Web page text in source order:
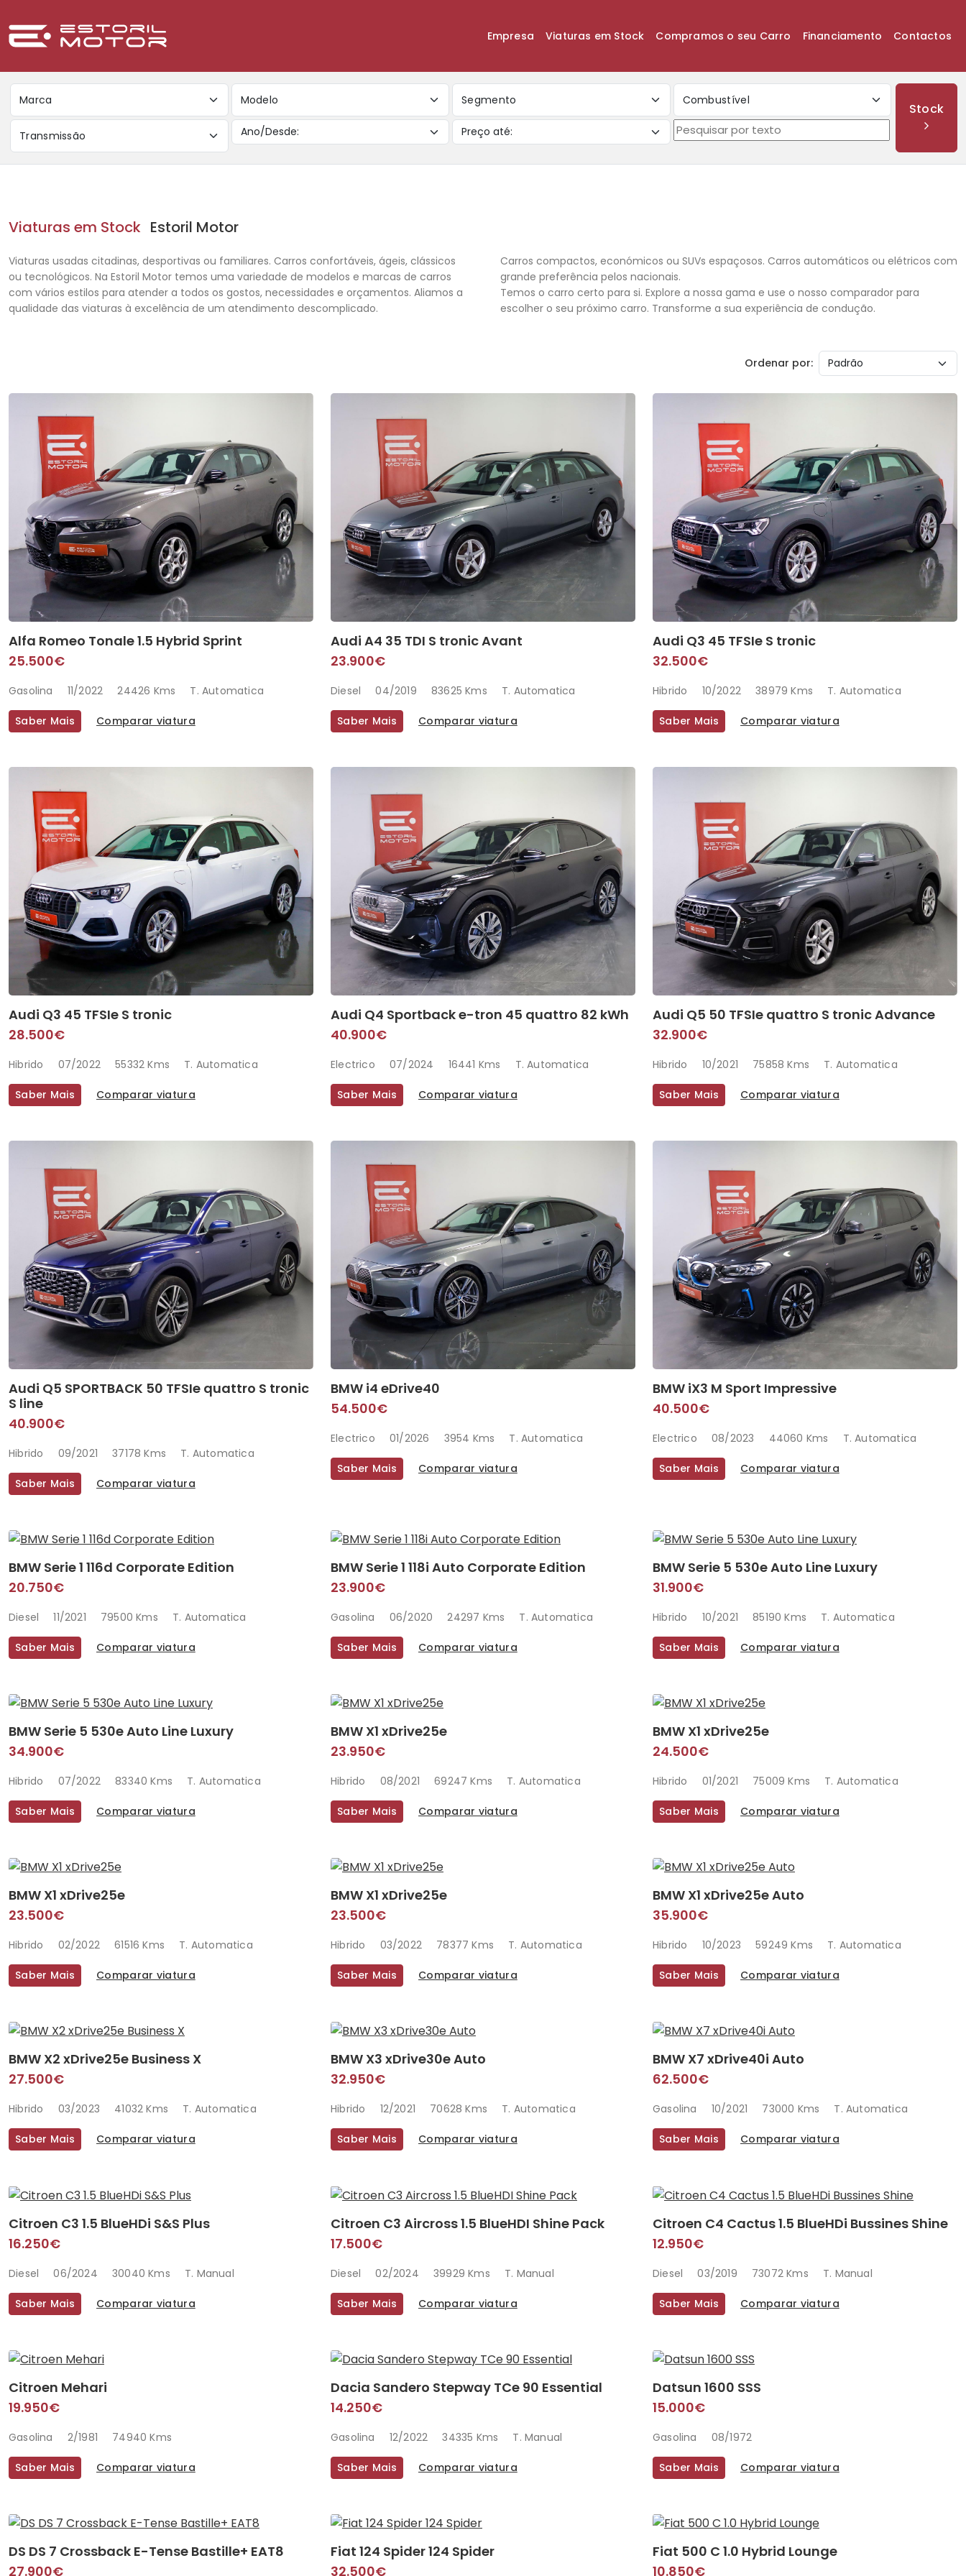
Empresa Viaturas em Stock Compramos o seu Carro Financiamento Contactos
Marca Modelo Segmento Combustível
Transmissão
Stock
Viaturas em Stock Estoril Motor
Viaturas usadas citadinas, desportivas ou familiares. Carros confortáveis, ágeis, clássicos
ou tecnológicos. Na Estoril Motor temos uma variedade de modelos e marcas de carros
com vários estilos para atender a todos os gostos, necessidades e orçamentos. Aliamos a
qualidade das viaturas à excelência de um atendimento descomplicado.
Carros compactos, económicos ou SUVs espaçosos. Carros automáticos ou elétricos com
grande preferência pelos nacionais.
Temos o carro certo para si. Explore a nossa gama e use o nosso comparador para
escolher o seu próximo carro. Transforme a sua experiência de condução.
Ordenar por:
Alfa Romeo Tonale 1.5 Hybrid Sprint
25.500€
Gasolina 11/2022 24426 Kms T. Automatica
Saber Mais Comparar viatura
Audi A4 35 TDI S tronic Avant
23.900€
Diesel 04/2019 83625 Kms T. Automatica
Saber Mais Comparar viatura
Audi Q3 45 TFSIe S tronic
32.500€
Hibrido 10/2022 38979 Kms T. Automatica
Saber Mais Comparar viatura
Audi Q3 45 TFSIe S tronic
28.500€
Hibrido 07/2022 55332 Kms T. Automatica
Saber Mais Comparar viatura
Audi Q4 Sportback e-tron 45 quattro 82 kWh
40.900€
Electrico 07/2024 16441 Kms T. Automatica
Saber Mais Comparar viatura
Audi Q5 50 TFSIe quattro S tronic Advance
32.900€
Hibrido 10/2021 75858 Kms T. Automatica
Saber Mais Comparar viatura
Audi Q5 SPORTBACK 50 TFSIe quattro S tronic
S line
40.900€
Hibrido 09/2021 37178 Kms T. Automatica
Saber Mais Comparar viatura
BMW i4 eDrive40
54.500€
Electrico 01/2026 3954 Kms T. Automatica
Saber Mais Comparar viatura
BMW iX3 M Sport Impressive
40.500€
Electrico 08/2023 44060 Kms T. Automatica
Saber Mais Comparar viatura
BMW Serie 1 116d Corporate Edition
20.750€
Diesel 11/2021 79500 Kms T. Automatica
Saber Mais Comparar viatura
BMW Serie 1 118i Auto Corporate Edition
23.900€
Gasolina 06/2020 24297 Kms T. Automatica
Saber Mais Comparar viatura
BMW Serie 5 530e Auto Line Luxury
31.900€
Hibrido 10/2021 85190 Kms T. Automatica
Saber Mais Comparar viatura
BMW Serie 5 530e Auto Line Luxury
34.900€
Hibrido 07/2022 83340 Kms T. Automatica
Saber Mais Comparar viatura
BMW X1 xDrive25e
23.950€
Hibrido 08/2021 69247 Kms T. Automatica
Saber Mais Comparar viatura
BMW X1 xDrive25e
24.500€
Hibrido 01/2021 75009 Kms T. Automatica
Saber Mais Comparar viatura
BMW X1 xDrive25e
23.500€
Hibrido 02/2022 61516 Kms T. Automatica
Saber Mais Comparar viatura
BMW X1 xDrive25e
23.500€
Hibrido 03/2022 78377 Kms T. Automatica
Saber Mais Comparar viatura
BMW X1 xDrive25e Auto
35.900€
Hibrido 10/2023 59249 Kms T. Automatica
Saber Mais Comparar viatura
BMW X2 xDrive25e Business X
27.500€
Hibrido 03/2023 41032 Kms T. Automatica
Saber Mais Comparar viatura
BMW X3 xDrive30e Auto
32.950€
Hibrido 12/2021 70628 Kms T. Automatica
Saber Mais Comparar viatura
BMW X7 xDrive40i Auto
62.500€
Gasolina 10/2021 73000 Kms T. Automatica
Saber Mais Comparar viatura
Citroen C3 1.5 BlueHDi S&S Plus
16.250€
Diesel 06/2024 30040 Kms T. Manual
Saber Mais Comparar viatura
Citroen C3 Aircross 1.5 BlueHDI Shine Pack
17.500€
Diesel 02/2024 39929 Kms T. Manual
Saber Mais Comparar viatura
Citroen C4 Cactus 1.5 BlueHDi Bussines Shine
12.950€
Diesel 03/2019 73072 Kms T. Manual
Saber Mais Comparar viatura
Citroen Mehari
19.950€
Gasolina 2/1981 74940 Kms
Saber Mais Comparar viatura
Dacia Sandero Stepway TCe 90 Essential
14.250€
Gasolina 12/2022 34335 Kms T. Manual
Saber Mais Comparar viatura
Datsun 1600 SSS
15.000€
Gasolina 08/1972
Saber Mais Comparar viatura
DS DS 7 Crossback E-Tense Bastille+ EAT8
27.900€
Fiat 124 Spider 124 Spider
32.500€
Fiat 500 C 1.0 Hybrid Lounge
10.850€